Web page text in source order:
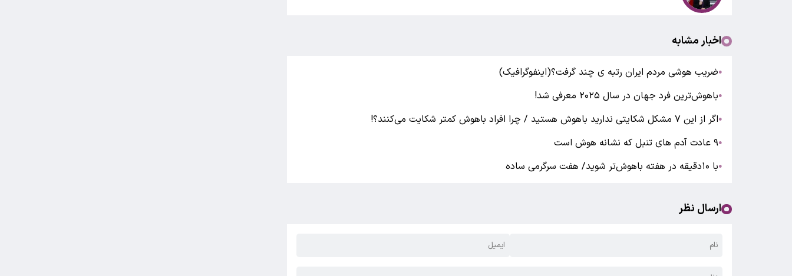
اخبار مشابه
●ضریب هوشی مردم ایران رتبه ی چند گرفت؟(اینفوگرافیک)
●باهوش‌ترین فرد جهان در سال ۲۰۲۵ معرفی شد!
●اگر از این ۷ مشکل شکایتی ندارید باهوش هستید / چرا افراد باهوش کمتر شکایت می‌کنند؟!
●۹ عادت آدم های تنبل که نشانه هوش است
●با ۱۰دقیقه در هفته باهوش‌تر شوید/ هفت سرگرمی ساده
ارسال نظر